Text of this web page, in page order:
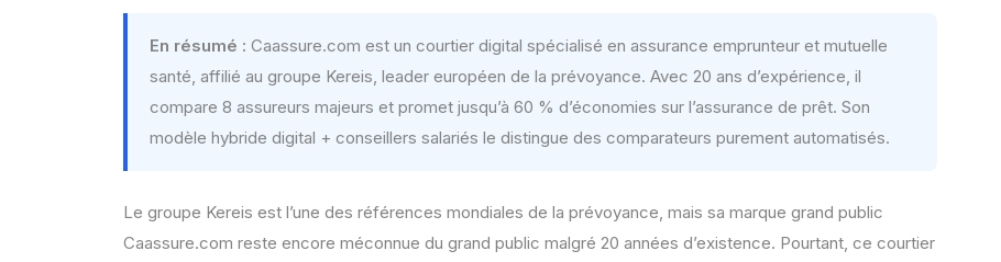
En résumé : Caassure.com est un courtier digital spécialisé en assurance emprunteur et mutuelle
santé, affilié au groupe Kereis, leader européen de la prévoyance. Avec 20 ans d’expérience, il
compare 8 assureurs majeurs et promet jusqu’à 60 % d’économies sur l’assurance de prêt. Son
modèle hybride digital + conseillers salariés le distingue des comparateurs purement automatisés.
Le groupe Kereis est l’une des références mondiales de la prévoyance, mais sa marque grand public
Caassure.com reste encore méconnue du grand public malgré 20 années d’existence. Pourtant, ce courtier